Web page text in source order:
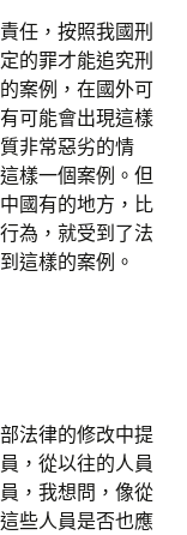
任，按照我國刑
的罪才能追究刑
案例，在國外可
可能會出現這樣
非常惡劣的情
樣一個案例。但
國有的地方，比
為，就受到了法
這樣的案例。
法律的修改中提
，從以往的人員
，我想問，像從
些人員是否也應